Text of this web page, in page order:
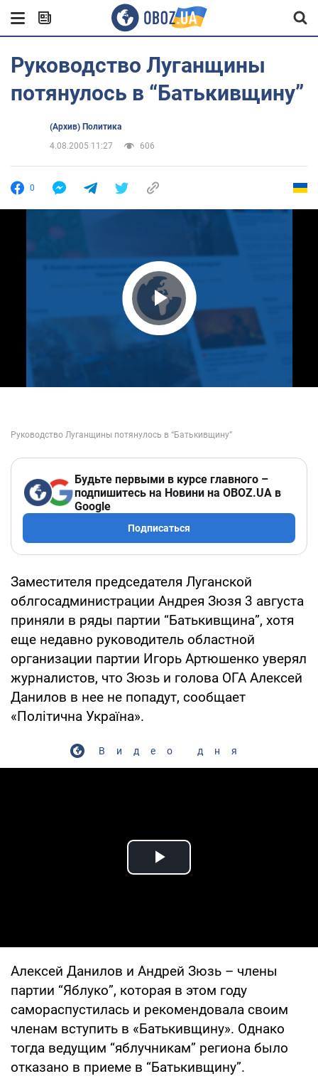
Руководство Луганщины
потянулось в “Батькивщину”
(Архив) Политика
4.08.2005 11:27
606
0
Play Video
Будьте первыми в курсе главного –
подпишитесь на Новини на OBOZ.UA в
Google
Подписаться
Заместителя председателя Луганской
облгосадминистрации Андрея Зюзя 3 августа
приняли в ряды партии “Батькивщина”, хотя
еще недавно руководитель областной
организации партии Игорь Артюшенко уверял
журналистов, что Зюзь и голова ОГА Алексей
Данилов в нее не попадут, сообщает
«Політична Україна».
Видео дня
Play Video
Алексей Данилов и Андрей Зюзь – члены
партии “Яблуко”, которая в этом году
самораспустилась и рекомендовала своим
членам вступить в «Батькивщину». Однако
тогда ведущим “яблучникам” региона было
отказано в приеме в “Батькивщину”.